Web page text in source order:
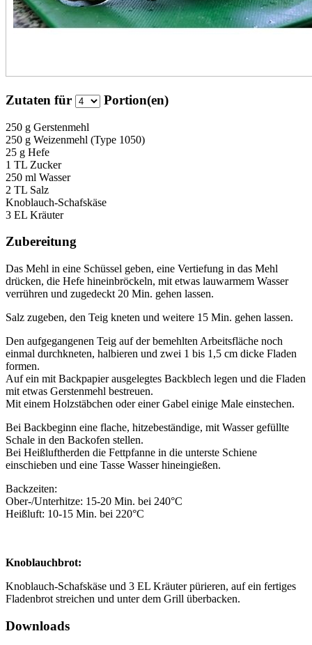
Zutaten für Portion(en)
250 g Gerstenmehl
250 g Weizenmehl (Type 1050)
25 g Hefe
1 TL Zucker
250 ml Wasser
2 TL Salz
Knoblauch-Schafskäse
3 EL Kräuter
Zubereitung
Das Mehl in eine Schüssel geben, eine Vertiefung in das Mehl
drücken, die Hefe hineinbröckeln, mit etwas lauwarmem Wasser
verrühren und zugedeckt 20 Min. gehen lassen.
Salz zugeben, den Teig kneten und weitere 15 Min. gehen lassen.
Den aufgegangenen Teig auf der bemehlten Arbeitsfläche noch
einmal durchkneten, halbieren und zwei 1 bis 1,5 cm dicke Fladen
formen.
Auf ein mit Backpapier ausgelegtes Backblech legen und die Fladen
mit etwas Gerstenmehl bestreuen.
Mit einem Holzstäbchen oder einer Gabel einige Male einstechen.
Bei Backbeginn eine flache, hitzebeständige, mit Wasser gefüllte
Schale in den Backofen stellen.
Bei Heißluftherden die Fettpfanne in die unterste Schiene
einschieben und eine Tasse Wasser hineingießen.
Backzeiten:
Ober-/Unterhitze: 15-20 Min. bei 240°C
Heißluft: 10-15 Min. bei 220°C
Knoblauchbrot:
Knoblauch-Schafskäse und 3 EL Kräuter pürieren, auf ein fertiges
Fladenbrot streichen und unter dem Grill überbacken.
Downloads